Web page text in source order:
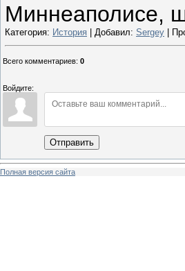
Миннеаполисе,
Категория: История | Добавил: Sergey |
Всего комментариев: 0
Войдите:
Отправить
Полная версия сайта